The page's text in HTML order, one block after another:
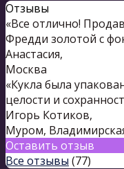
Отзывы
«Все отлично!
Фредди золотой с
Анастасия,
Москва
«Кукла была
целости и
Игорь Котиков,
Муром,
Оставить отзыв
Все отзывы (77)